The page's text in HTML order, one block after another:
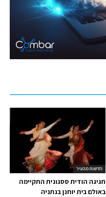
חדשות מהעיר
חגיגה הודית ססגונית התקיימה
באולם בית יוחנן בנתניה